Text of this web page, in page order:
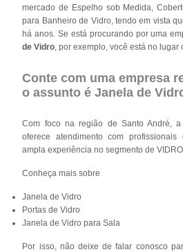
mercado de Espelho sob Medida,
para Banheiro de Vidro, tendo em vista
há anos. Se está procurando por uma
de Vidro , por exemplo, você está no lugar
Conte com uma empresa
o assunto éJanela de
Com foco na região de Santo André,
oferece atendimento com profissionais
ampla experiência no segmento de
Conheça mais sobre
Janela de Vidro
Portas de Vidro
Janela de Vidro para Sala
Por isso, não deixe de falar conosco